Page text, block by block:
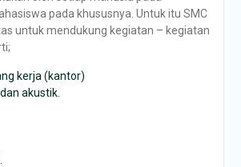
pada khususnya. Untuk itu SMC
untuk mendukung kegiatan – kegiatan
kerja (kantor)
akustik.